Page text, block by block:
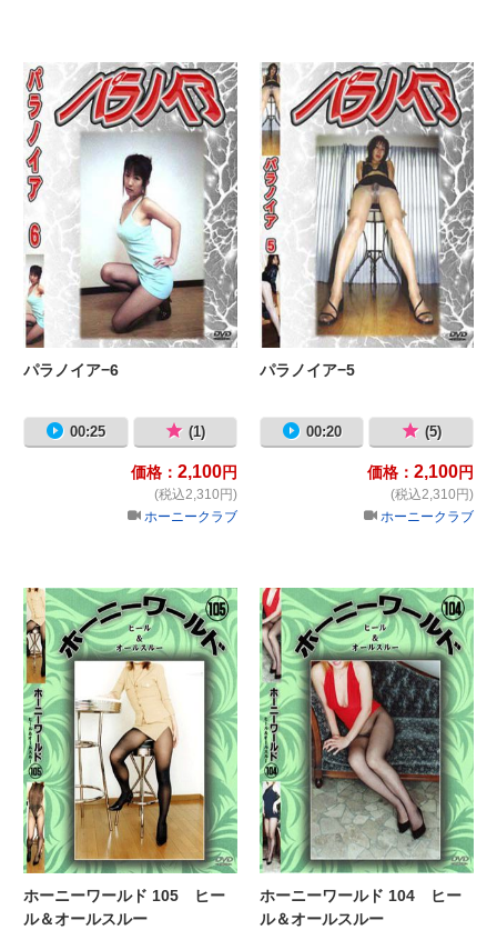
パラノイア−6
パラノイア−6
00:25 (1)
価格： 2,100円
(税込2,310円)
ホーニークラブ
パ
パラノイア−5
00:20 (5)
価格： 2,100円
(税込2,310円)
ホーニークラブ
ホーニーワールド 105 ヒール＆オ
ホーニーワールド 105 ヒー
ル＆オールスルー
ホ
ホーニーワールド 104 ヒー
ル＆オールスルー